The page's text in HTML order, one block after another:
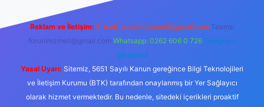
Reklam ve İletişim: E-mail: backlinkpaneli@gmail.com Teams:
forumhizmeti@gmail.com Whatsapp: 0262 606 0 726 Telegram:
@karabul
Yasal Uyarı: Sitemiz, 5651 Sayılı Kanun gereğince Bilgi Teknolojileri
ve İletişim Kurumu (BTK) tarafından onaylanmış bir Yer Sağlayıcı
olarak hizmet vermektedir. Bu nedenle, sitedeki içerikleri proaktif